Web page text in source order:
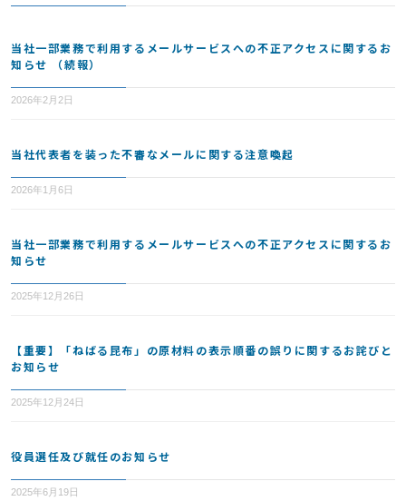
当社一部業務で利用するメールサービスへの不正アクセスに関するお
知らせ （続報）
2026年2月2日
当社代表者を装った不審なメールに関する注意喚起
2026年1月6日
当社一部業務で利用するメールサービスへの不正アクセスに関するお
知らせ
2025年12月26日
【重要】「ねばる昆布」の原材料の表示順番の誤りに関するお詫びと
お知らせ
2025年12月24日
役員選任及び就任のお知らせ
2025年6月19日